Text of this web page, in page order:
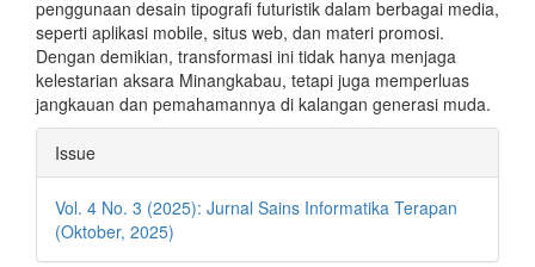
penggunaan desain tipografi futuristik dalam berbagai media,
seperti aplikasi mobile, situs web, dan materi promosi.
Dengan demikian, transformasi ini tidak hanya menjaga
kelestarian aksara Minangkabau, tetapi juga memperluas
jangkauan dan pemahamannya di kalangan generasi muda.
Article
Details
Issue
Vol. 4 No. 3 (2025): Jurnal Sains Informatika Terapan
(Oktober, 2025)